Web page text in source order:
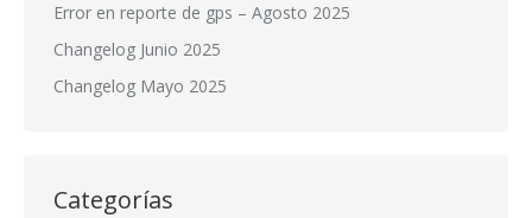
Error en reporte de gps – Agosto 2025
Changelog Junio 2025
Changelog Mayo 2025
Categorías